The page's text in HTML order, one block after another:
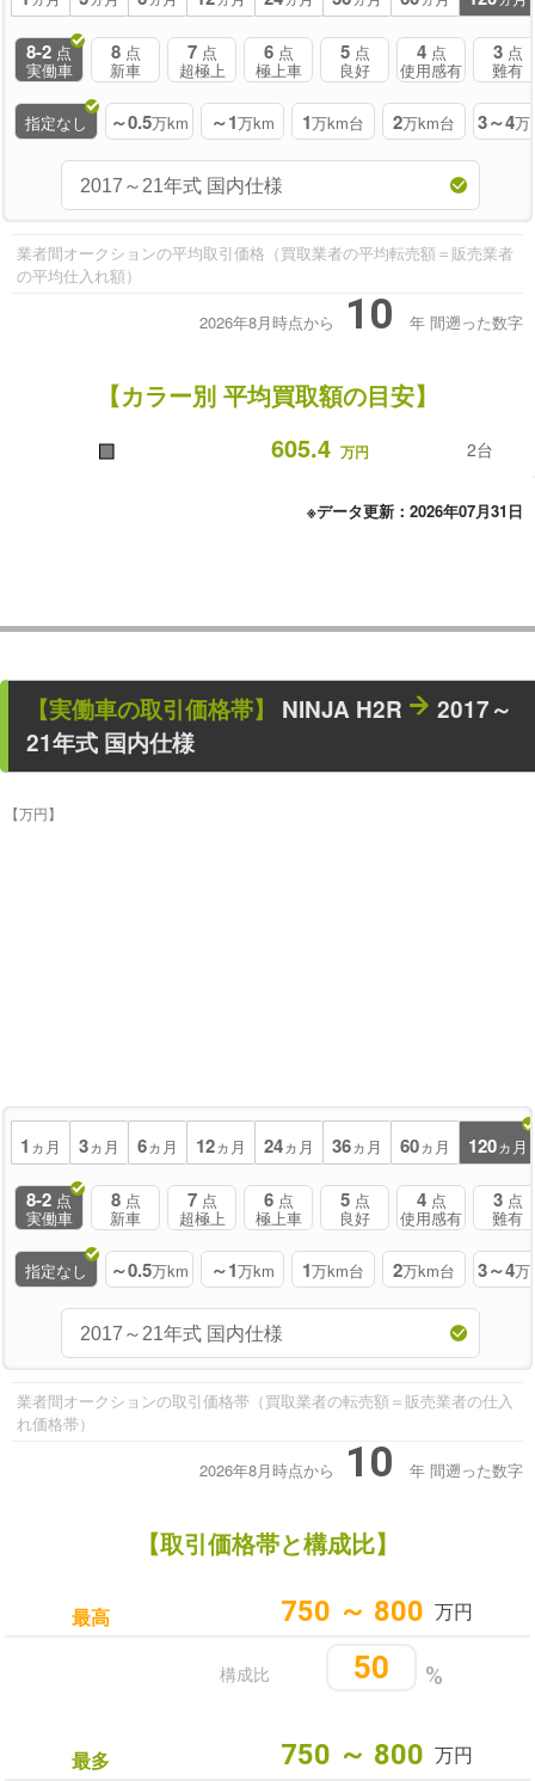
8-2 点
実働車
8 点
新車
7 点
超極上
6 点
極上車
5 点
良好
4 点
使用感有
3 点
難有
指定なし ～0.5万km ～1万km 1万km台 2万km台 3～4万
業者間オークションの平均取引価格（買取業者の平均転売額＝販売業者
の平均仕入れ額）
2026年8月時点から 10 年 間遡った数字
【カラー別 平均買取額の目安】
■ 605.4 万円 2台
※データ更新：2026年07月31日
【実働車の取引価格帯】 NINJA H2R
2017～
21年式 国内仕様
【万円】
1 ヵ月 3ヵ月 6ヵ月 12ヵ月 24ヵ月 36ヵ月 60ヵ月 120ヵ月
8-2 点
実働車
8 点
新車
7 点
超極上
6 点
極上車
5 点
良好
4 点
使用感有
3 点
難有
指定なし ～0.5万km ～1万km 1万km台 2万km台 3～4万
業者間オークションの取引価格帯（買取業者の転売額＝販売業者の仕入
れ価格帯）
2026年8月時点から 10 年 間遡った数字
【取引価格帯と構成比】
最高 750 ～ 800 万円
%
50
構成比
最多 750 ～ 800 万円